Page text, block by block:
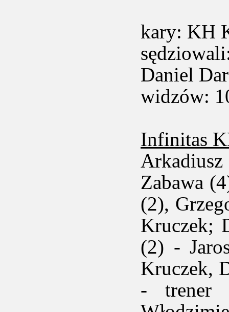
kary: KH
Daniel
widzów:
Infinitas
Zabawa
(2),
Kruczek;
(2) -
Kruczek,
- trener